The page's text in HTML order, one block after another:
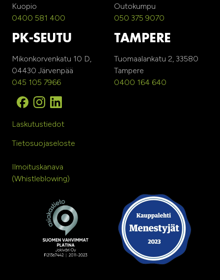
Kuopio
0400 581 400
Outokumpu
050 375 9070
PK-SEUTU
Mikonkorvenkatu 10 D,
04430 Järvenpää
045 105 7966
TAMPERE
Tuomaalankatu 2, 33580
Tampere
0400 164 640
Laskutustiedot
Tietosuojaseloste
Ilmoituskanava
(Whistleblowing)